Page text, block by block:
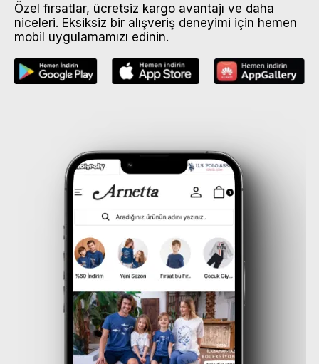
Özel fırsatlar, ücretsiz kargo avantajı ve daha
niceleri. Eksiksiz bir alışveriş deneyimi için hemen
mobil uygulamamızı edinin.